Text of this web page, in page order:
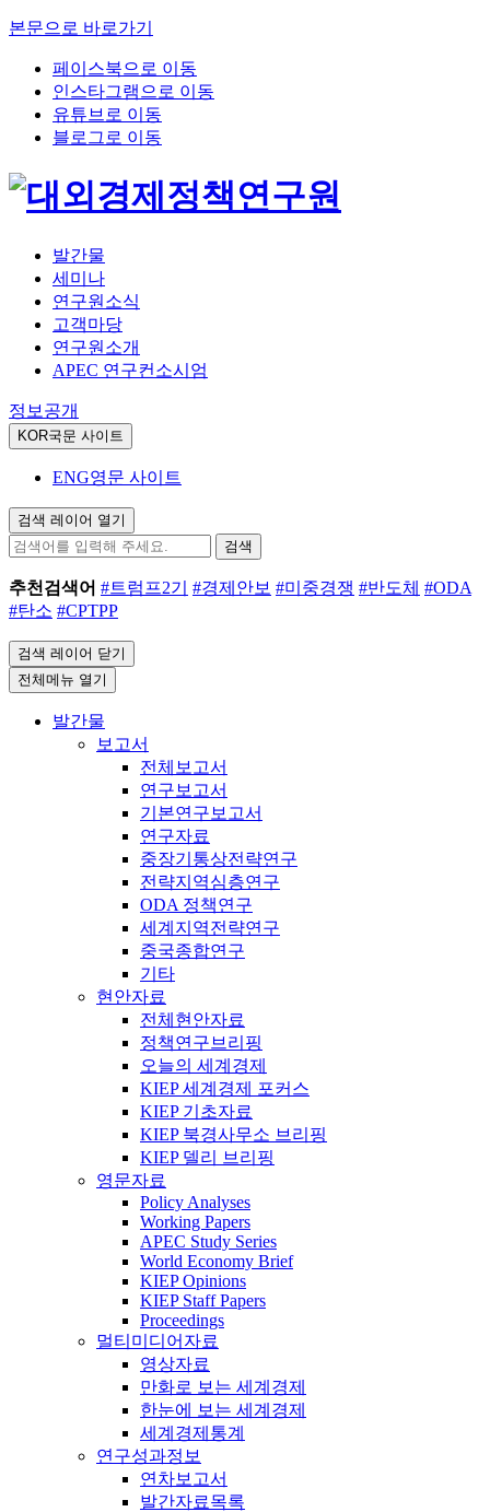
본문으로 바로가기
페이스북으로 이동
인스타그램으로 이동
유튜브로 이동
블로그로 이동
발간물
세미나
연구원소식
고객마당
연구원소개
APEC 연구컨소시엄
정보공개
KOR국문 사이트
ENG영문 사이트
검색 레이어 열기
검색
추천검색어 #트럼프2기 #경제안보 #미중경쟁 #반도체 #ODA
#탄소 #CPTPP
검색 레이어 닫기
전체메뉴 열기
발간물
보고서
전체보고서
연구보고서
기본연구보고서
연구자료
중장기통상전략연구
전략지역심층연구
ODA 정책연구
세계지역전략연구
중국종합연구
기타
현안자료
전체현안자료
정책연구브리핑
오늘의 세계경제
KIEP 세계경제 포커스
KIEP 기초자료
KIEP 북경사무소 브리핑
KIEP 델리 브리핑
영문자료
Policy Analyses
Working Papers
APEC Study Series
World Economy Brief
KIEP Opinions
KIEP Staff Papers
Proceedings
멀티미디어자료
영상자료
만화로 보는 세계경제
한눈에 보는 세계경제
세계경제통계
연구성과정보
연차보고서
발간자료목록